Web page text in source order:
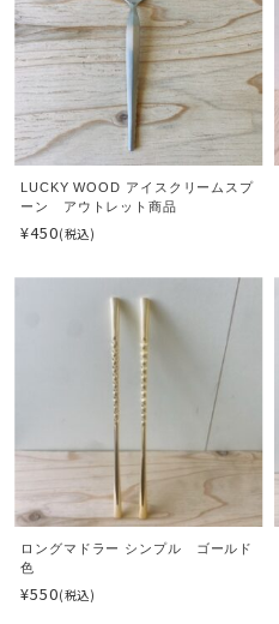
LUCKY WOOD アイスクリームスプ
ーン アウトレット商品
¥450(税込)
ロングマドラー シンプル ゴールド
色
¥550(税込)